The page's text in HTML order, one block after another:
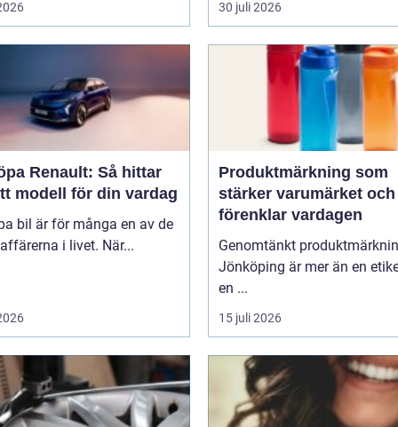
30 juli 2026
Renault: Så hittar
modell för din vardag
bil är för många en av de
i livet. När...
Produktmärkning som
stärker varumärket och
förenklar vardagen
Genomtänkt
Jönköping är mer än en
en ...
15 juli 2026